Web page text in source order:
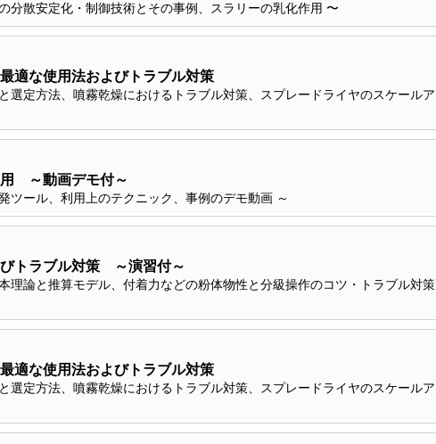
分散安定化・制御技術とその事例、スラリーの乳化作用 〜
適な使用法およびトラブル対策
選定方法、噴霧乾燥におけるトラブル対策、スプレードライヤのスケールア
用 ～動画デモ付～
ツール、利用上のテクニック、事例のデモ動画 ～
トラブル対策 ～演習付～
理論と推算モデル、付着力などの粉体物性と分級操作のコツ・トラブル対策
適な使用法およびトラブル対策
選定方法、噴霧乾燥におけるトラブル対策、スプレードライヤのスケールア